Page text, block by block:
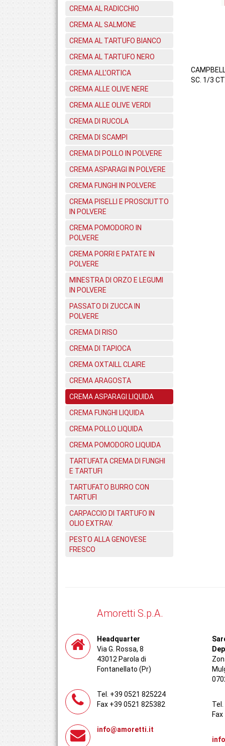
CREMA AL RADICCHIO
CREMA AL SALMONE
CREMA AL TARTUFO BIANCO
CREMA AL TARTUFO NERO
CREMA ALL'ORTICA
CREMA ALLE OLIVE NERE
CREMA ALLE OLIVE VERDI
CREMA DI RUCOLA
CREMA DI SCAMPI
CREMA DI POLLO IN POLVERE
CREMA ASPARAGI IN POLVERE
CREMA FUNGHI IN POLVERE
CREMA PISELLI E PROSCIUTTO
IN POLVERE
CREMA POMODORO IN
POLVERE
CREMA PORRI E PATATE IN
POLVERE
MINESTRA DI ORZO E LEGUMI
IN POLVERE
PASSATO DI ZUCCA IN
POLVERE
CREMA DI RISO
CREMA DI TAPIOCA
CREMA OXTAILL CLAIRE
CREMA ARAGOSTA
CREMA ASPARAGI LIQUIDA
CREMA FUNGHI LIQUIDA
CREMA POLLO LIQUIDA
CREMA POMODORO LIQUIDA
TARTUFATA CREMA DI FUNGHI
E TARTUFI
TARTUFATO BURRO CON
TARTUFI
CARPACCIO DI TARTUFO IN
OLIO EXTRAV.
PESTO ALLA GENOVESE
FRESCO
SC. 1/3
Amoretti S.p.A.
Headquarter
Via G. Rossa, 8
43012 Parola di
Fontanellato (Pr)
Tel. +39 0521 825224
Fax +39 0521 825382
info@amoretti.it